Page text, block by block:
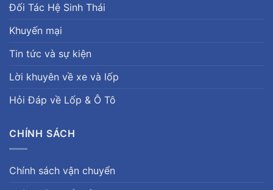
Đối Tác Hệ Sinh Thái
Khuyến mại
Tin tức và sự kiện
Lời khuyên về xe và lốp
Hỏi Đáp về Lốp & Ô Tô
CHÍNH SÁCH
Chính sách vận chuyển